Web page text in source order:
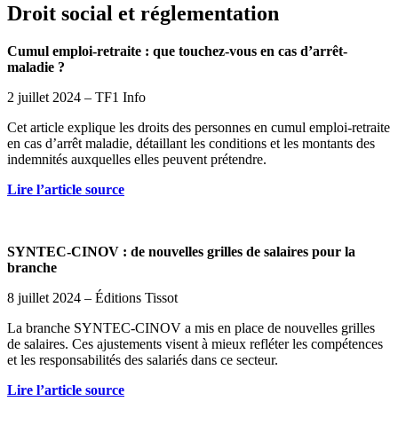
Droit social et réglementation
Cumul emploi-retraite : que touchez-vous en cas d’arrêt-
maladie ?
2 juillet 2024 – TF1 Info
Cet article explique les droits des personnes en cumul emploi-retraite
en cas d’arrêt maladie, détaillant les conditions et les montants des
indemnités auxquelles elles peuvent prétendre.
Lire l’article source
SYNTEC-CINOV : de nouvelles grilles de salaires pour la
branche
8 juillet 2024 – Éditions Tissot
La branche SYNTEC-CINOV a mis en place de nouvelles grilles
de salaires. Ces ajustements visent à mieux refléter les compétences
et les responsabilités des salariés dans ce secteur.
Lire l’article source